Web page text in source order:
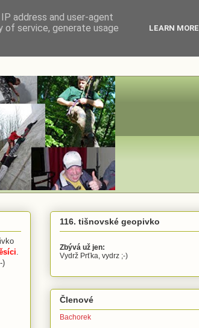
.
)
116. tišnovské geopivko
Zbývá už jen:
Vydrž Prťka, vydrz ;-)
Členové
Bachorek
address and user-agent
of service, generate usage
LEARN MORE